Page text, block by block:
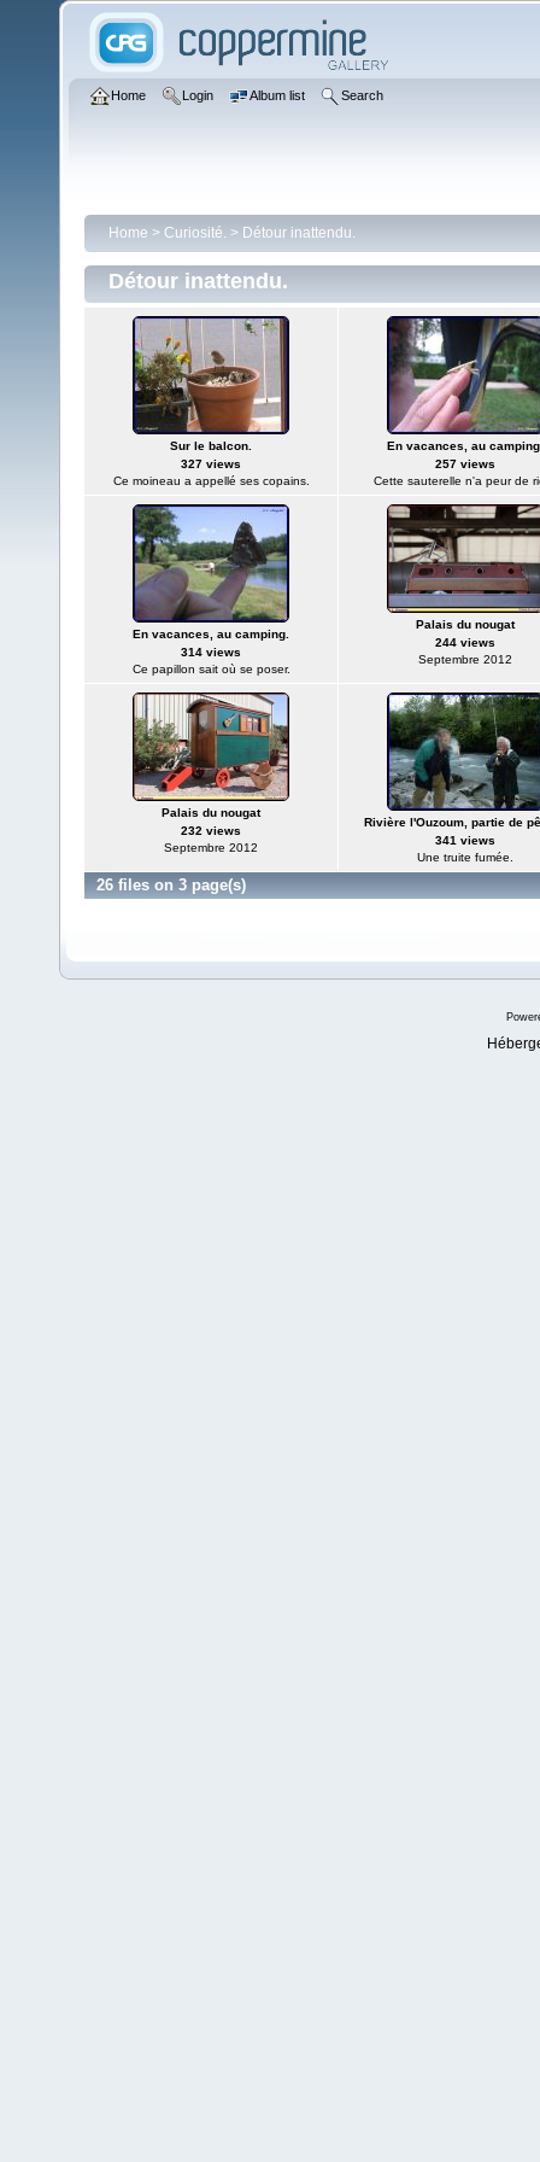
Home Login Album list Search
Home > Curiosité. > Détour inattendu.
Détour inattendu.
Sur le balcon.
327 views
Ce moineau a appellé ses copains.
En vacances, au
257 views
Cette sauterelle n'a peur de
En vacances, au camping.
314 views
Ce papillon sait où se poser.
Palais du nougat
244 views
Septembre 2012
Palais du nougat
232 views
Septembre 2012
Rivière l'Ouzoum, partie de
341 views
Une truite fumée.
26 files on 3 page(s)